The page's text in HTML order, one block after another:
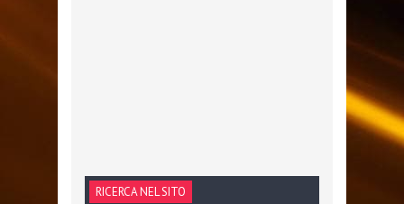
RICERCA NEL SITO